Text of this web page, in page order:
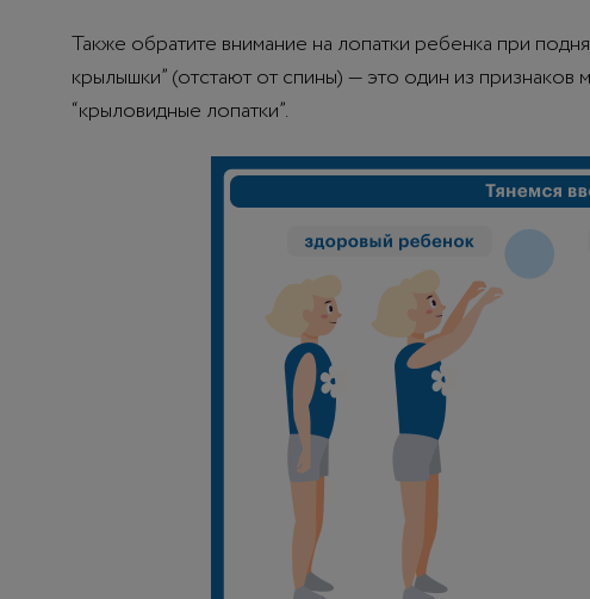
Также обратите внимание на лопатки ребенка при
крылышки” (отстают от спины) — это один из признаков
“крыловидные лопатки”.